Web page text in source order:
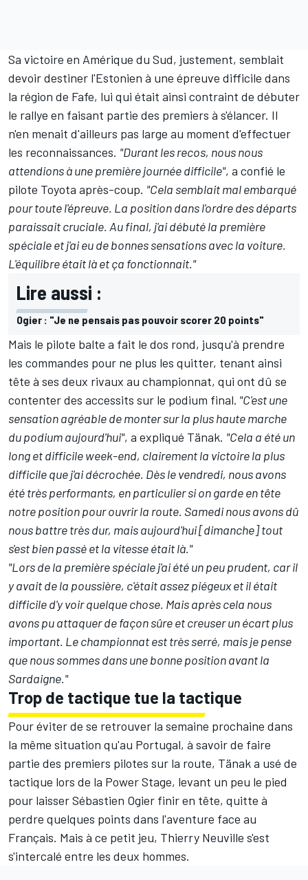
Sa victoire en Amérique du Sud, justement, semblait
devoir destiner l'Estonien à une épreuve difficile dans
la région de Fafe, lui qui était ainsi contraint de débuter
le rallye en faisant partie des premiers à s'élancer. Il
n'en menait d'ailleurs pas large au moment d'effectuer
les reconnaissances. "Durant les recos, nous nous
attendions à une première journée difficile", a confié le
pilote Toyota après-coup. "Cela semblait mal embarqué
pour toute l'épreuve. La position dans l'ordre des départs
paraissait cruciale. Au final, j'ai débuté la première
spéciale et j'ai eu de bonnes sensations avec la voiture.
L'équilibre était là et ça fonctionnait."
Lire aussi :
Ogier : "Je ne pensais pas pouvoir scorer 20 points"
Mais le pilote balte a fait le dos rond, jusqu'à prendre
les commandes pour ne plus les quitter, tenant ainsi
tête à ses deux rivaux au championnat, qui ont dû se
contenter des accessits sur le podium final. "C'est une
sensation agréable de monter sur la plus haute marche
du podium aujourd'hui", a expliqué Tänak. "Cela a été un
long et difficile week-end, clairement la victoire la plus
difficile que j'ai décrochée. Dès le vendredi, nous avons
été très performants, en particulier si on garde en tête
notre position pour ouvrir la route. Samedi nous avons dû
nous battre très dur, mais aujourd'hui [dimanche] tout
s'est bien passé et la vitesse était là."
"Lors de la première spéciale j'ai été un peu prudent, car il
y avait de la poussière, c'était assez piégeux et il était
difficile d'y voir quelque chose. Mais après cela nous
avons pu attaquer de façon sûre et creuser un écart plus
important. Le championnat est très serré, mais je pense
que nous sommes dans une bonne position avant la
Sardaigne."
Trop de tactique tue la tactique
Pour éviter de se retrouver la semaine prochaine dans
la même situation qu'au Portugal, à savoir de faire
partie des premiers pilotes sur la route, Tänak a usé de
tactique lors de la Power Stage, levant un peu le pied
pour laisser Sébastien Ogier finir en tête, quitte à
perdre quelques points dans l'aventure face au
Français. Mais à ce petit jeu, Thierry Neuville s'est
s'intercalé entre les deux hommes.